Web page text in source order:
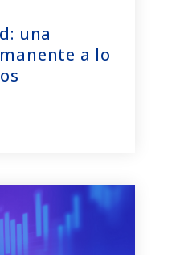
una
a lo